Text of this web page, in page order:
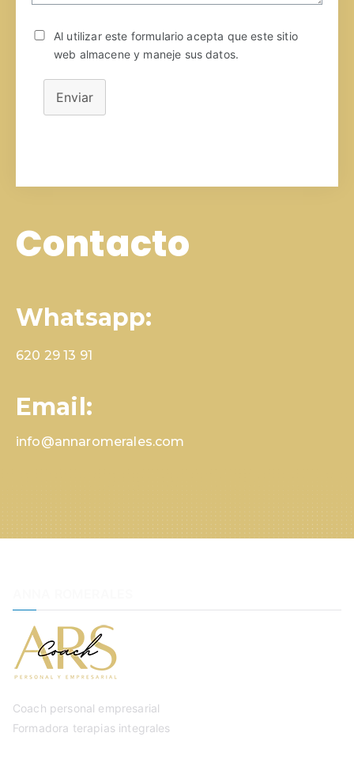
Al utilizar este formulario acepta que este sitio
web almacene y maneje sus datos.
Enviar
Contacto
Whatsapp:
620 29 13 91
Email:
info@annaromerales.com
Coach personal empresarial
Formadora terapias integrales